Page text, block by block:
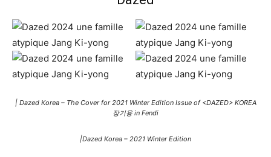
| Dazed Korea – The Cover for 2021 Winter Edition Issue of <DAZED> KOREA
장기용 in Fendi
|Dazed Korea – 2021 Winter Edition